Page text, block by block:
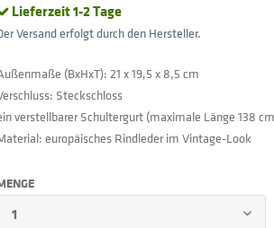
Lieferzeit 1-2 Tage
Versand erfolgt durch den Hersteller.
(BxHxT): 21 x 19,5 x 8,5 cm
Steckschloss
verstellbarer Schultergurt (maximale Länge 138
europäisches Rindleder im Vintage-Look